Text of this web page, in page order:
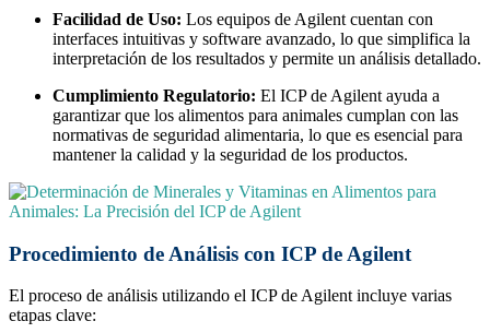
Facilidad de Uso: Los equipos de Agilent cuentan con
interfaces intuitivas y software avanzado, lo que simplifica la
interpretación de los resultados y permite un análisis detallado.
Cumplimiento Regulatorio: El ICP de Agilent ayuda a
garantizar que los alimentos para animales cumplan con las
normativas de seguridad alimentaria, lo que es esencial para
mantener la calidad y la seguridad de los productos.
Procedimiento de Análisis con ICP de Agilent
El proceso de análisis utilizando el ICP de Agilent incluye varias
etapas clave: